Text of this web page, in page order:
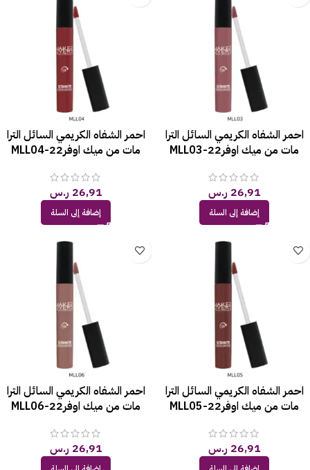
احمر الشفاه الكريمي السائل الترا
مات من ميك اوفر22-MLL03
26,91 ر.س
إضافة إلى السلة
احمر الشفاه الكريمي السائل الترا
مات من ميك اوفر22-MLL04
26,91 ر.س
إضافة إلى السلة
احمر الشفاه الكريمي السائل الترا
مات من ميك اوفر22-MLL05
26,91 ر.س
احمر الشفاه الكريمي السائل الترا
مات من ميك اوفر22-MLL06
26,91 ر.س